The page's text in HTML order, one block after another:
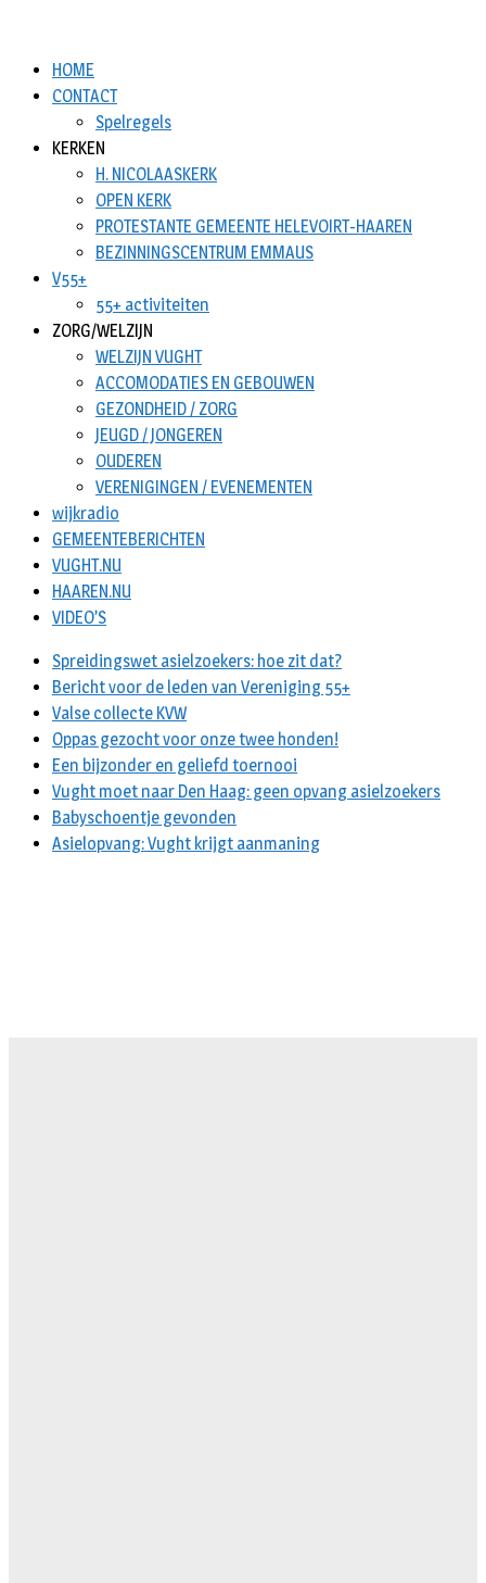
HOME
CONTACT
Spelregels
KERKEN
H. NICOLAASKERK
OPEN KERK
PROTESTANTE GEMEENTE HELEVOIRT-HAAREN
BEZINNINGSCENTRUM EMMAUS
V55+
55+ activiteiten
ZORG/WELZIJN
WELZIJN VUGHT
ACCOMODATIES EN GEBOUWEN
GEZONDHEID / ZORG
JEUGD / JONGEREN
OUDEREN
VERENIGINGEN / EVENEMENTEN
wijkradio
GEMEENTEBERICHTEN
VUGHT.NU
HAAREN.NU
VIDEO’S
Spreidingswet asielzoekers: hoe zit dat?
Bericht voor de leden van Vereniging 55+
Valse collecte KVW
Oppas gezocht voor onze twee honden!
Een bijzonder en geliefd toernooi
Vught moet naar Den Haag: geen opvang asielzoekers
Babyschoentje gevonden
Asielopvang: Vught krijgt aanmaning